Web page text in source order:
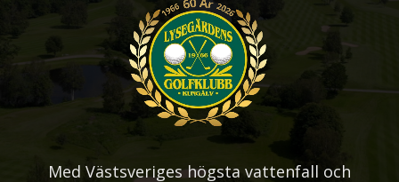
Med Västsveriges högsta vattenfall och